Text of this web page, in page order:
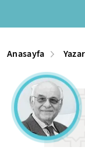
Anasayfa